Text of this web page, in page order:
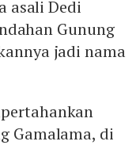
asali Dedi
Gunung
jadi nama
Gamalama, di